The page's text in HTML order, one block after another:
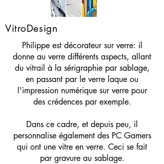
VitroDesign
Philippe est décorateur sur verre: il
donne au verre différents aspects, allant
du vitrail à la sérigraphie par sablage,
en passant par le verre laque ou
l'impression numérique sur verre pour
des crédences par exemple.
Dans ce cadre, et depuis peu, il
personnalise également des PC Gamers
qui ont une vitre en verre. Ceci se fait
par gravure au sablage.